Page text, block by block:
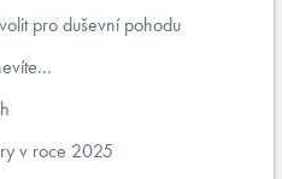
pro duševní pohodu
v roce 2025